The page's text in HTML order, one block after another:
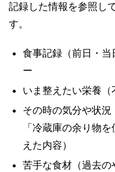
記録した情報を参照し
す。
食事記録（前日・当
ー
いま整えたい栄養（
その時の気分や状況
「冷蔵庫の余り物
えた内容）
苦手な食材（過去の